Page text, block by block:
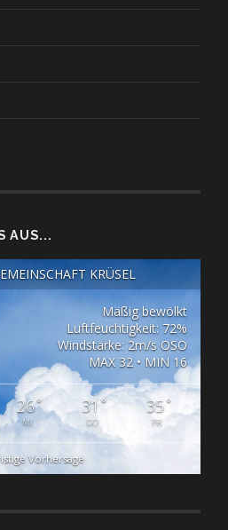
AUS...
KRÜSEL
Mäßig bewölkt
Luftfeuchtigkeit: 72%
Windstärke: 2m/s OSO
MAX 32 • MIN 16
26°
MI
31°
DO
35°
FR
Vorhersage